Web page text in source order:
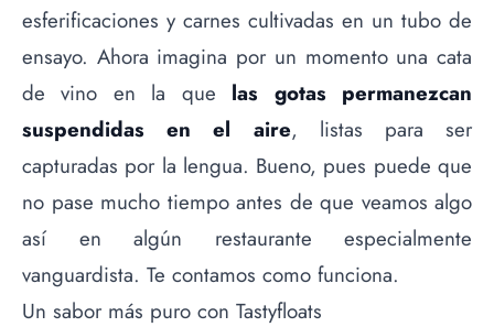
esferificaciones y carnes cultivadas en un tubo de
ensayo. Ahora imagina por un momento una cata
de vino en la que las gotas permanezcan
suspendidas en el aire, listas para ser
capturadas por la lengua. Bueno, pues puede que
no pase mucho tiempo antes de que veamos algo
así en algún restaurante especialmente
vanguardista. Te contamos como funciona.
Un sabor más puro con Tastyfloats